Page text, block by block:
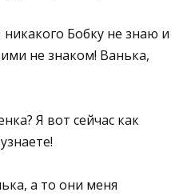
Бобку не знаю и
не знаком! Ванька,
Я вот сейчас как
а то они меня